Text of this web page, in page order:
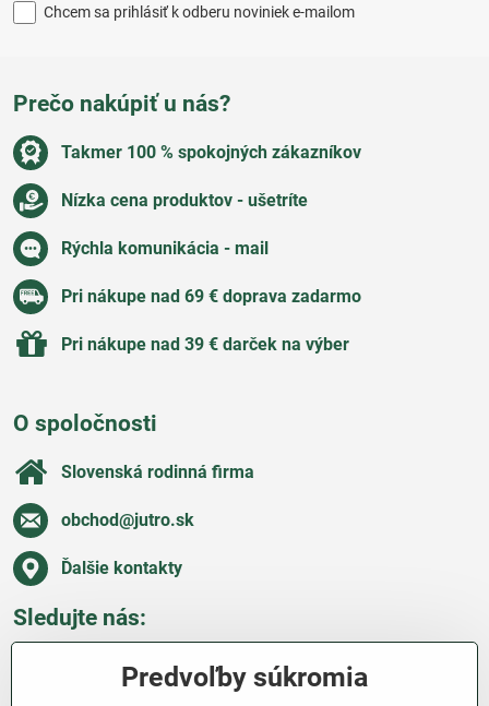
Chcem sa prihlásiť k odberu noviniek e-mailom
Prečo nakúpiť u nás?
Takmer 100 % spokojných zákazníkov
Nízka cena produktov - ušetríte
Rýchla komunikácia - mail
Pri nákupe nad 69 € doprava zadarmo
Pri nákupe nad 39 € darček na výber
O spoločnosti
Slovenská rodinná firma
obchod​@jutro​.sk
Ďalšie kontakty
Sledujte nás:
Predvoľby súkromia